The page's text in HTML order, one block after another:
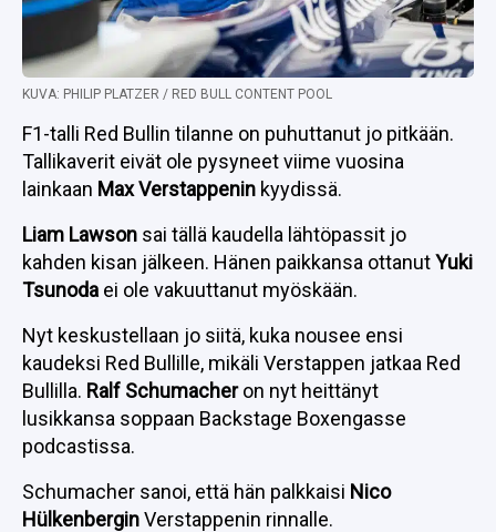
KUVA: PHILIP PLATZER / RED BULL CONTENT POOL
F1-talli Red Bullin tilanne on puhuttanut jo pitkään.
Tallikaverit eivät ole pysyneet viime vuosina
lainkaan Max Verstappenin kyydissä.
Liam Lawson sai tällä kaudella lähtöpassit jo
kahden kisan jälkeen. Hänen paikkansa ottanutYuki
Tsunoda ei ole vakuuttanut myöskään.
Nyt keskustellaan jo siitä, kuka nousee ensi
kaudeksi Red Bullille, mikäli Verstappen jatkaa Red
Bullilla. Ralf Schumacheron nyt heittänyt
lusikkansa soppaan Backstage Boxengasse
podcastissa.
Schumacher sanoi, että hän palkkaisi Nico
HülkenberginVerstappenin rinnalle.